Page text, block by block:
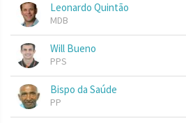
Leonardo Quintão
MDB
Will Bueno
PPS
Bispo da Saúde
PP